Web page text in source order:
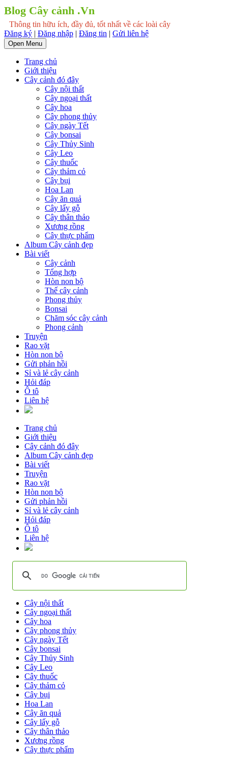
Blog Cây cảnh .Vn
Thông tin hữu ích, đầy đủ, tốt nhất về các loài cây
Đăng ký | Đăng nhập | Đăng tin | Gửi liên hệ
Open Menu
Trang chủ
Giới thiệu
Cây cảnh đó đây
Cây nội thất
Cây ngoại thất
Cây hoa
Cây phong thủy
Cây ngày Tết
Cây bonsai
Cây Thủy Sinh
Cây Leo
Cây thuốc
Cây thảm cỏ
Cây bụi
Hoa Lan
Cây ăn quả
Cây lấy gỗ
Cây thân thảo
Xương rồng
Cây thực phẩm
Album Cây cảnh đẹp
Bài viết
Cây cảnh
Tổng hợp
Hòn non bộ
Thế cây cảnh
Phong thủy
Bonsai
Chăm sóc cây cảnh
Phong cảnh
Truyện
Rao vặt
Hòn non bộ
Gửi phản hồi
Sỉ và lẻ cây cảnh
Hỏi đáp
Ô tô
Liên hệ
Trang chủ
Giới thiệu
Cây cảnh đó đây
Album Cây cảnh đẹp
Bài viết
Truyện
Rao vặt
Hòn non bộ
Gửi phản hồi
Sỉ và lẻ cây cảnh
Hỏi đáp
Ô tô
Liên hệ
Cây nội thất
Cây ngoại thất
Cây hoa
Cây phong thủy
Cây ngày Tết
Cây bonsai
Cây Thủy Sinh
Cây Leo
Cây thuốc
Cây thảm cỏ
Cây bụi
Hoa Lan
Cây ăn quả
Cây lấy gỗ
Cây thân thảo
Xương rồng
Cây thực phẩm